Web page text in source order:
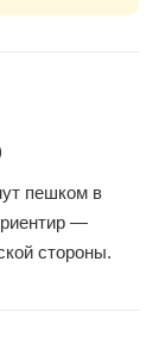
пешком в
—
стороны.